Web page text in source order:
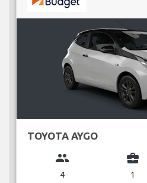
TOYOTA AYGO
group
4
business_center
1